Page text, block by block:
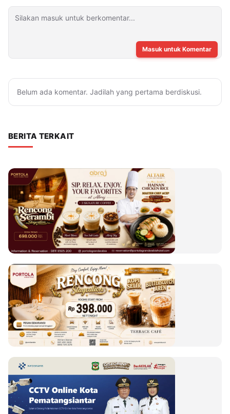
Masuk untuk Komentar
Belum ada komentar. Jadilah yang pertama berdiskusi.
BERITA TERKAIT